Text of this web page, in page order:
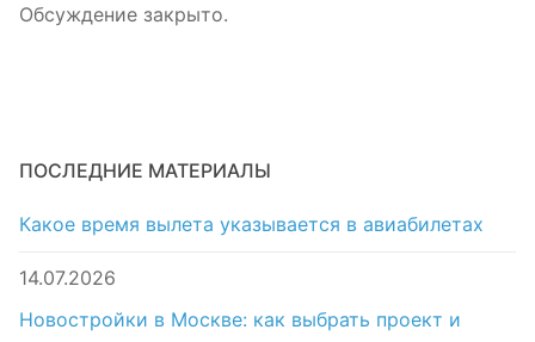
Обсуждение закрыто.
ПОСЛЕДНИЕ МАТЕРИАЛЫ
Какое время вылета указывается в авиабилетах
14.07.2026
Новостройки в Москве: как выбрать проект и